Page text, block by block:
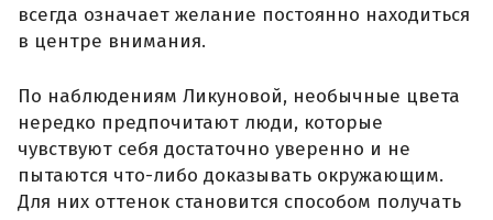
всегда означает желание постоянно находиться
в центре внимания.
По наблюдениям Ликуновой, необычные цвета
нередко предпочитают люди, которые
чувствуют себя достаточно уверенно и не
пытаются что-либо доказывать окружающим.
Для них оттенок становится способом получать